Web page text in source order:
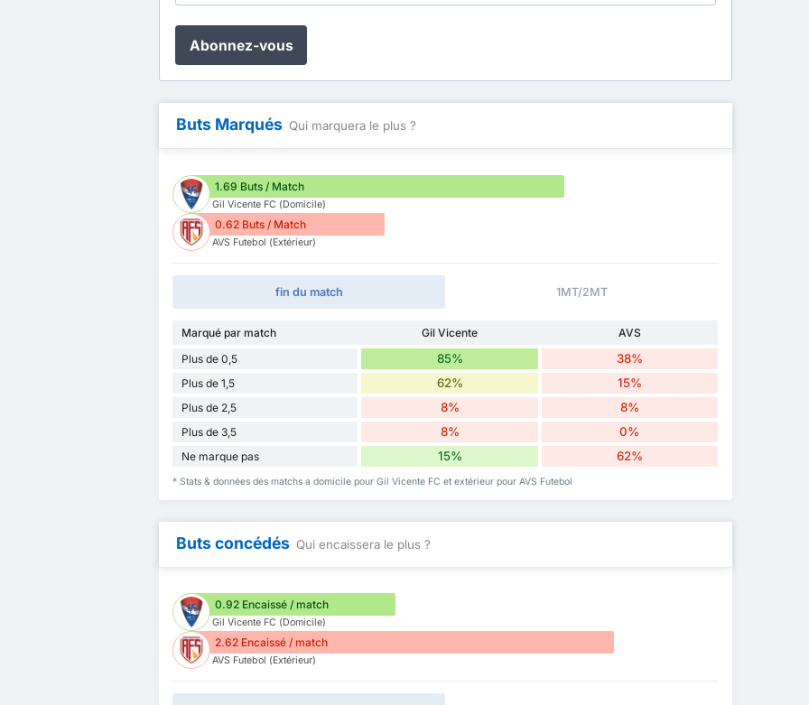
Abonnez-vous
Buts Marqués Qui marquera le plus ?
1.69 Buts / Match
Gil Vicente FC (Domicile)
0.62 Buts / Match
AVS Futebol (Extérieur)
fin du match 1MT/2MT
Marqué par match Gil Vicente
AVS
Plus de 0,5
85% 38%
Plus de 1,5 62% 15%
Plus de 2,5 8% 8%
Plus de 3,5 8% 0%
Ne marque pas 15% 62%
* Stats & données des matchs a domicile pour Gil Vicente FC et extérieur pour AVS Futebol
Buts concédés Qui encaissera le plus ?
0.92 Encaissé / match
Gil Vicente FC (Domicile)
2.62 Encaissé / match
AVS Futebol (Extérieur)